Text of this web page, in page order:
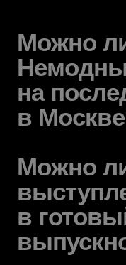
Можно
на
в
Можно
в
Илья и
+7
30 99
Нельзяграм *